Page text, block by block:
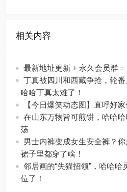
相关内容
最新地址更新 + 永久会员群
丁真被四川和西藏争抢，轮番
哈哈丁真太难了！
【今日爆笑动态图​】直呼好家
在山东万物皆可煎饼，哈哈
荡
男士内裤变成女生安全裤？
裙子里都穿了啥！
邻居画的“失猫招领”，哈哈哈
位了！